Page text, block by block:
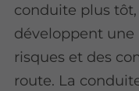
conduite plus
développent
risques et des
route. La